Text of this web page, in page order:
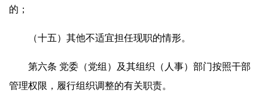
的；
（十五）其他不适宜担任现职的情形。
第六条 党委（党组）及其组织（人事）部门按照干部
管理权限，履行组织调整的有关职责。